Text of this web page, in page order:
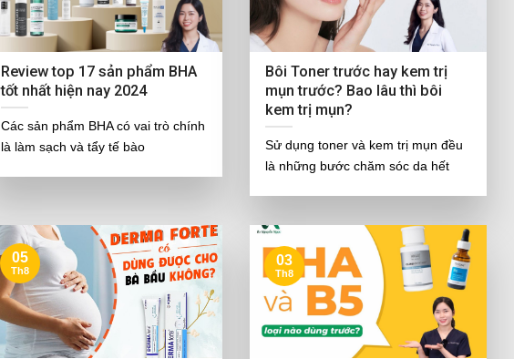
Review top 17 sản phẩm BHA
tốt nhất hiện nay 2024
Các sản phẩm BHA có vai trò chính
là làm sạch và tẩy tế bào
Bôi Toner trước hay kem trị
mụn trước? Bao lâu thì bôi
kem trị mụn?
Sử dụng toner và kem trị mụn đều
là những bước chăm sóc da hết
05
Th8
03
Th8